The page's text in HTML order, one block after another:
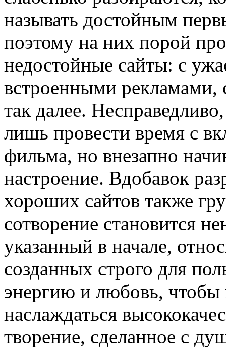
называть достойным
поэтому на них порой
недостойные сайты: с
встроенными рекламами,
так далее.
лишь провести время с
фильма, но внезапно
настроение. Вдобавок
хороших сайтов также
сотворение становится
указанный в начале,
созданных строго для
энергию и любовь, чтобы
наслаждаться
творение, сделанное с